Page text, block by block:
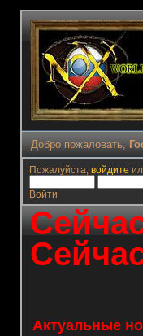
Добро пожаловать,
Пожалуйста, войдите
Войти
Актуальные